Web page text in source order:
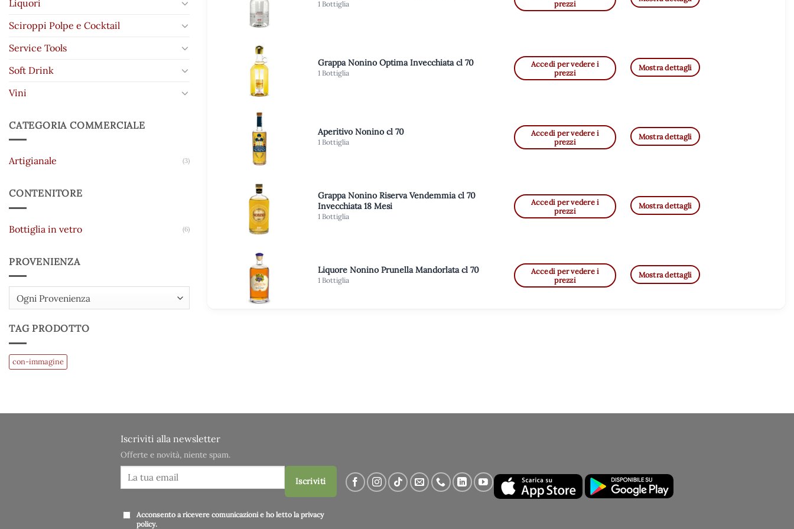
Liquori
Sciroppi Polpe e Cocktail
Service Tools
Soft Drink
Vini
CATEGORIA COMMERCIALE
Artigianale (3)
CONTENITORE
Bottiglia in vetro (6)
PROVENIENZA
Ogni Provenienza
TAG PRODOTTO
con-immagine
1 Bottiglia
prezzi
Grappa Nonino Optima Invecchiata cl 70
1 Bottiglia
Accedi per vedere i
prezzi
Mostra dettagli
Aperitivo Nonino cl 70
1 Bottiglia
Accedi per vedere i
prezzi
Mostra dettagli
Grappa Nonino Riserva Vendemmia cl 70
Invecchiata 18 Mesi
1 Bottiglia
Accedi per vedere i
prezzi
Mostra dettagli
Liquore Nonino Prunella Mandorlata cl 70
1 Bottiglia
Accedi per vedere i
prezzi
Mostra dettagli
Iscriviti alla newsletter
Offerte e novità, niente spam.
Iscriviti
Acconsento a ricevere comunicazioni e ho letto la privacy
policy.